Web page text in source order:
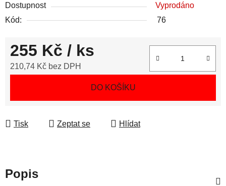
Dostupnost
Vyprodáno
Kód:
76
255 Kč / ks
210,74 Kč bez DPH
DO KOŠÍKU
Tisk Zeptat se Hlídat
Popis